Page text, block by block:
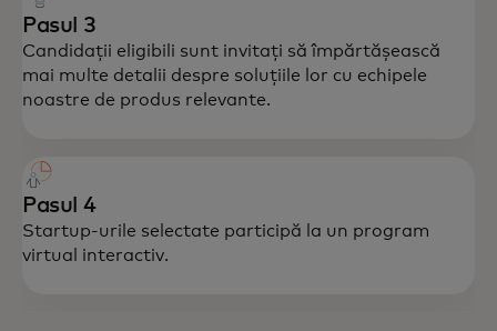
Pasul 3
Candidații eligibili sunt invitați să împărtășească
mai multe detalii despre soluțiile lor cu echipele
noastre de produs relevante.
Pasul 4
Startup-urile selectate participă la un program
virtual interactiv.